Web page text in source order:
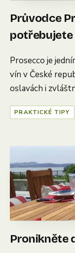
Průvodce
potřebujete
Prosecco je
vín v České
oslavách i
PRAKTICKÉ TIPY
Pronikněte